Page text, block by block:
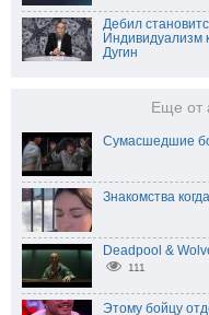
Дeбил
Индивидуализм
Дугин
Еще от
Сумасшедшие
Знакомства
Deadpool &
111
Этому бойцу